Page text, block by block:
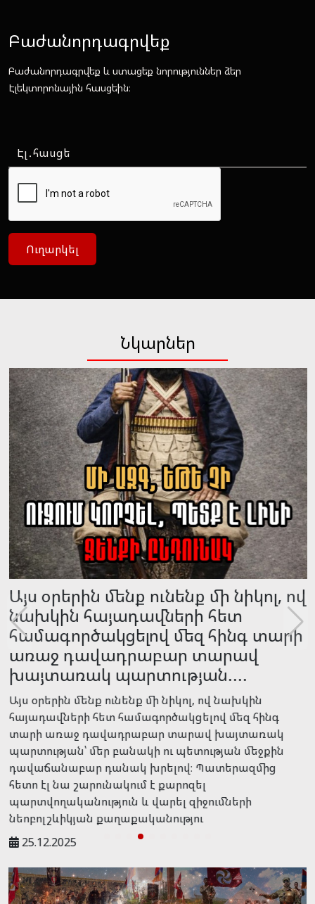
Բաժանորդագրվեք
Բաժանորդագրվեք և ստացեք նորություններ ձեր
Էլեկտորոնային հասցեին։
Ուղարկել
Նկարներ
Այս օրերին մենք ունենք մի նիկոլ, ով
նախկին հայադավների հետ
համագործակցելով մեզ հինգ տարի
առաջ դավադրաբար տարավ
խայտառակ պարտության....
Այս օրերին մենք ունենք մի նիկոլ, ով նախկին
հայադավների հետ համագործակցելով մեզ հինգ
տարի առաջ դավադրաբար տարավ խայտառակ
պարտության՝ մեր բանակի ու պետության մեջքին
դավաճանաբար դանակ խրելով։ Պատերազմից
հետո էլ նա շարունակում է քարոզել
պարտվողականություն և վարել զիջումների
նեոբոլշևիկյան քաղաքականությու
25.12.2025